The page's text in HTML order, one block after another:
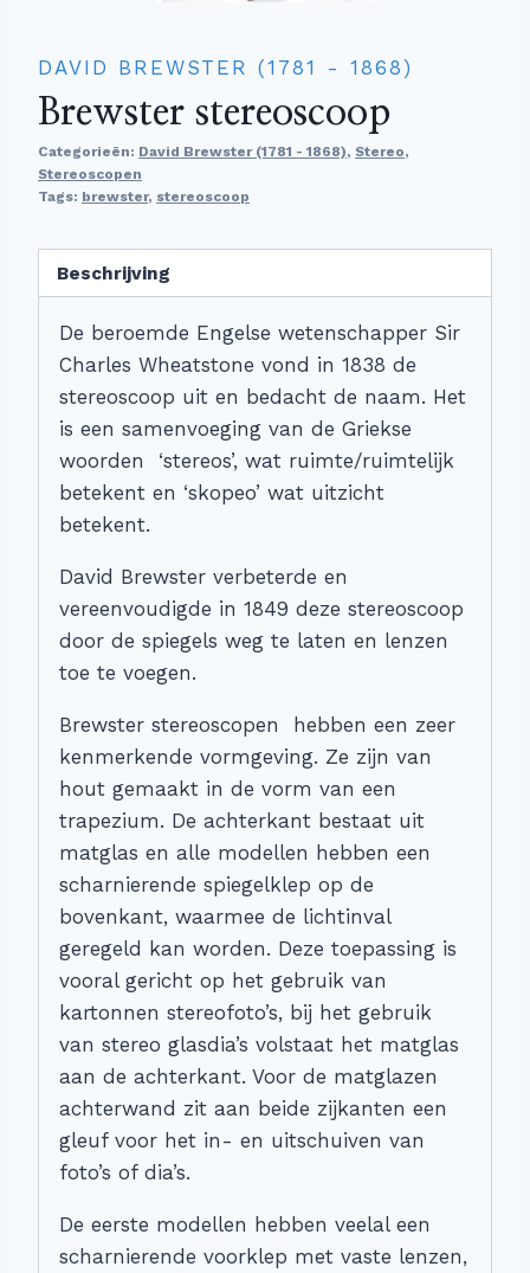
DAVID BREWSTER (1781 - 1868)
Brewster stereoscoop
Categorieën: David Brewster (1781 - 1868), Stereo,
Stereoscopen
Tags: brewster, stereoscoop
Beschrijving
De beroemde Engelse wetenschapper Sir
Charles Wheatstone vond in 1838 de
stereoscoop uit en bedacht de naam. Het
is een samenvoeging van de Griekse
woorden ‘stereos’, wat ruimte/ruimtelijk
betekent en ‘skopeo’ wat uitzicht
betekent.
David Brewster verbeterde en
vereenvoudigde in 1849 deze stereoscoop
door de spiegels weg te laten en lenzen
toe te voegen.
Brewster stereoscopen hebben een zeer
kenmerkende vormgeving. Ze zijn van
hout gemaakt in de vorm van een
trapezium. De achterkant bestaat uit
matglas en alle modellen hebben een
scharnierende spiegelklep op de
bovenkant, waarmee de lichtinval
geregeld kan worden. Deze toepassing is
vooral gericht op het gebruik van
kartonnen stereofoto’s, bij het gebruik
van stereo glasdia’s volstaat het matglas
aan de achterkant. Voor de matglazen
achterwand zit aan beide zijkanten een
gleuf voor het in- en uitschuiven van
foto’s of dia’s.
De eerste modellen hebben veelal een
scharnierende voorklep met vaste lenzen,